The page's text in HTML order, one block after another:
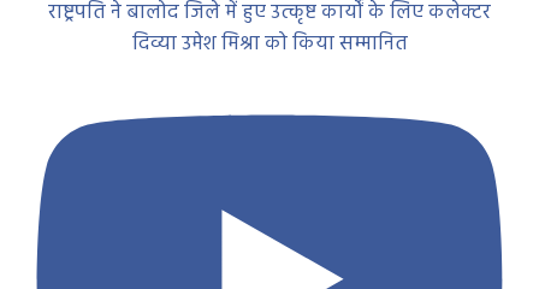
राष्ट्रपति ने बालोद जिले में हुए उत्कृष्ट कार्यों के लिए कलेक्टर
दिव्या उमेश मिश्रा को किया सम्मानित